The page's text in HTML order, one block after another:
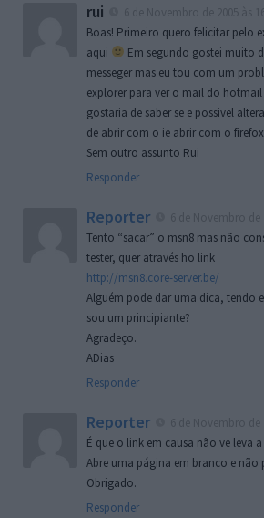
rui
Boas! Primeiro quero felicitar pelo
aqui
Em segundo gostei muito
messeger mas eu tou com um
explorer para ver o mail do hotmail
gostaria de saber se e possivel
de abrir com o ie abrir com o
Sem outro assunto Rui
Responder
Reporter
Tento “sacar” o msn8 mas não
tester, quer através ho link
http://msn8.core-server.be/
Alguém pode dar uma dica, tendo
sou um principiante?
Agradeço.
ADias
Responder
Reporter
É que o link em causa não ve leva
Abre uma página em branco e não
Obrigado.
Responder